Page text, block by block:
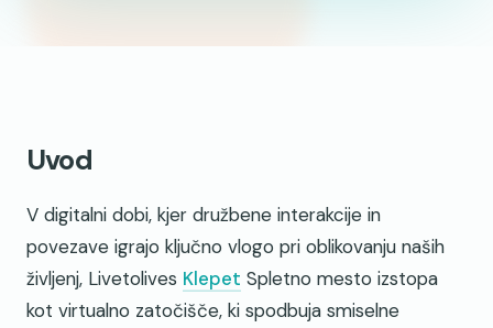
Uvod
V digitalni dobi, kjer družbene interakcije in
povezave igrajo ključno vlogo pri oblikovanju naših
življenj, Livetolives Klepet Spletno mesto izstopa
kot virtualno zatočišče, ki spodbuja smiselne